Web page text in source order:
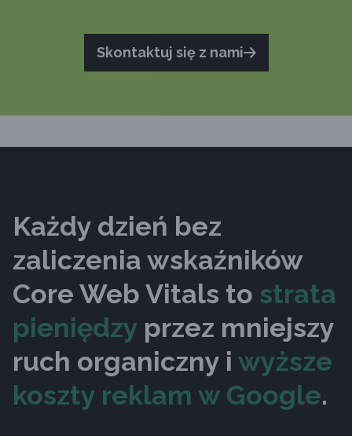
Skontaktuj się z nami
Każdy dzień bez
zaliczenia wskaźników
Core Web Vitals to strata
pieniędzy przez mniejszy
ruch organiczny i wyższe
koszty reklam w Google.